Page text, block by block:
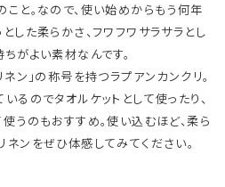
と。なので、使い始めからもう何年
した柔らかさ、フワフワサラサラとし
がよい素材なんです。
ン」の称号を持つラプアンカンクリ。
るのでタオルケットとして使ったり、
うのもおすすめ。使い込むほど、柔ら
ンをぜひ体感してみてください。